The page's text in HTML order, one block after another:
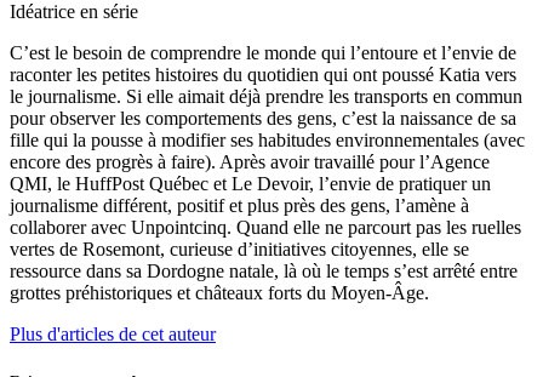
Idéatrice en série
C’est le besoin de comprendre le monde qui l’entoure et l’envie de
raconter les petites histoires du quotidien qui ont poussé Katia vers
le journalisme. Si elle aimait déjà prendre les transports en commun
pour observer les comportements des gens, c’est la naissance de sa
fille qui la pousse à modifier ses habitudes environnementales (avec
encore des progrès à faire). Après avoir travaillé pour l’Agence
QMI, le HuffPost Québec et Le Devoir, l’envie de pratiquer un
journalisme différent, positif et plus près des gens, l’amène à
collaborer avec Unpointcinq. Quand elle ne parcourt pas les ruelles
vertes de Rosemont, curieuse d’initiatives citoyennes, elle se
ressource dans sa Dordogne natale, là où le temps s’est arrêté entre
grottes préhistoriques et châteaux forts du Moyen-Âge.
Plus d'articles de cet auteur